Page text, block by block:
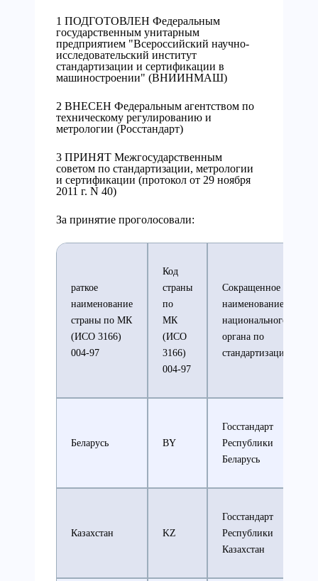
1 ПОДГОТОВЛЕН Федеральным
государственным унитарным
предприятием "Всероссийский научно-
исследовательский институт
стандартизации и сертификации в
машиностроении" (ВНИИНМАШ)
2 ВНЕСЕН Федеральным агентством по
техническому регулированию и
метрологии (Росстандарт)
3 ПРИНЯТ Межгосударственным
советом по стандартизации, метрологии
и сертификации (протокол от 29 ноября
2011 г. N 40)
За принятие проголосовали:
раткое
наименование
страны по МК
(ИСО 3166)
004-97
Код
страны
по
МК
(ИСО
3166)
004-97
Сокращенное
наименование
национального
органа по
стандартизации
Беларусь BY
Госстандарт
Республики
Беларусь
Казахстан KZ
Госстандарт
Республики
Казахстан